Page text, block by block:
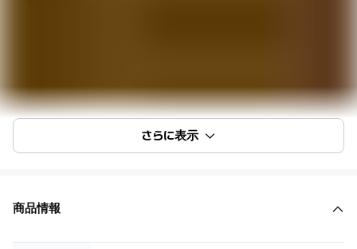
さらに表示
商品情報